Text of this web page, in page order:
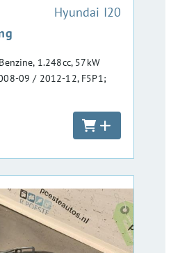
:Hyundai I20
1.248cc, 57kW
09 / 2012-12, F5P1;